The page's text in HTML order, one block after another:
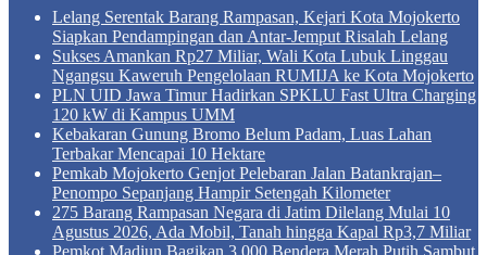
Lelang Serentak Barang Rampasan, Kejari Kota Mojokerto
Siapkan Pendampingan dan Antar-Jemput Risalah Lelang
Sukses Amankan Rp27 Miliar, Wali Kota Lubuk Linggau
Ngangsu Kaweruh Pengelolaan RUMIJA ke Kota Mojokerto
PLN UID Jawa Timur Hadirkan SPKLU Fast Ultra Charging
120 kW di Kampus UMM
Kebakaran Gunung Bromo Belum Padam, Luas Lahan
Terbakar Mencapai 10 Hektare
Pemkab Mojokerto Genjot Pelebaran Jalan Batankrajan–
Penompo Sepanjang Hampir Setengah Kilometer
275 Barang Rampasan Negara di Jatim Dilelang Mulai 10
Agustus 2026, Ada Mobil, Tanah hingga Kapal Rp3,7 Miliar
Pemkot Madiun Bagikan 3.000 Bendera Merah Putih Sambut